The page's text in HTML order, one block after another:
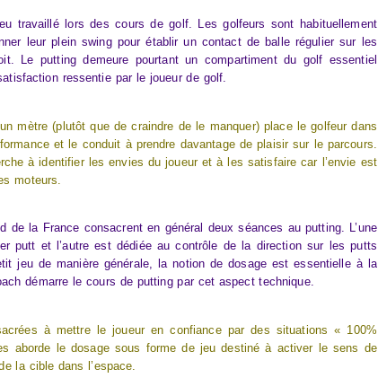
travaillé lors des cours de golf. Les golfeurs sont habituellement
leur plein swing pour établir un contact de balle régulier sur les
Le putting demeure pourtant un compartiment du golf essentiel
ressentie par le joueur de golf.
mètre (plutôt que de craindre de le manquer) place le golfeur dans
et le conduit à prendre davantage de plaisir sur le parcours.
à identifier les envies du joueur et à les satisfaire car l’envie est
moteurs.
de la France consacrent en général deux séances au putting. L’une
putt et l’autre est dédiée au contrôle de la direction sur les putts
jeu de manière générale, la notion de dosage est essentielle à la
démarre le cours de putting par cet aspect technique.
à mettre le joueur en confiance par des situations « 100%
aborde le dosage sous forme de jeu destiné à activer le sens de
la cible dans l’espace.